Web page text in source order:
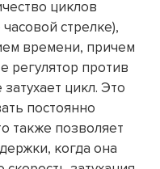
циклов
стрелке),
времени, причем
регулятор против
цикл. Это
постоянно
также позволяет
когда она